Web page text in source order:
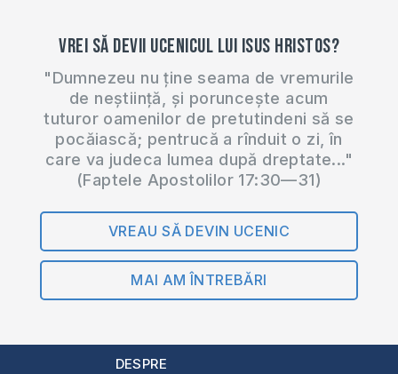
Vrei să devii ucenicul lui Isus Hristos?
"Dumnezeu nu ține seama de vremurile
de neștiință, și poruncește acum
tuturor oamenilor de pretutindeni să se
pocăiască; pentrucă a rînduit o zi, în
care va judeca lumea după dreptate..."
(Faptele Apostolilor 17:30—31)
VREAU SĂ DEVIN UCENIC
MAI AM ÎNTREBĂRI
DESPRE